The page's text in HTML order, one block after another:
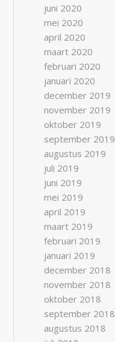
juni 2020
mei 2020
april 2020
maart 2020
februari 2020
januari 2020
december 2019
november 2019
oktober 2019
september 2019
augustus 2019
juli 2019
juni 2019
mei 2019
april 2019
maart 2019
februari 2019
januari 2019
december 2018
november 2018
oktober 2018
september 2018
augustus 2018